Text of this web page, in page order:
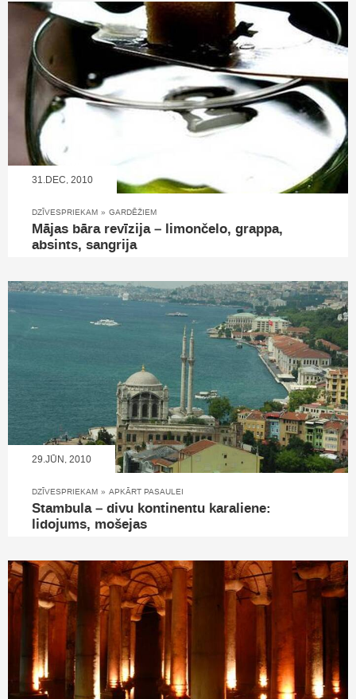
31.DEC, 2010
DZĪVESPRIEKAM » GARDĒŽIEM
Mājas bāra revīzija – limončelo, grappa,
absints, sangrija
29.JŪN, 2010
DZĪVESPRIEKAM » APKĀRT PASAULEI
Stambula – divu kontinentu karaliene:
lidojums, mošejas